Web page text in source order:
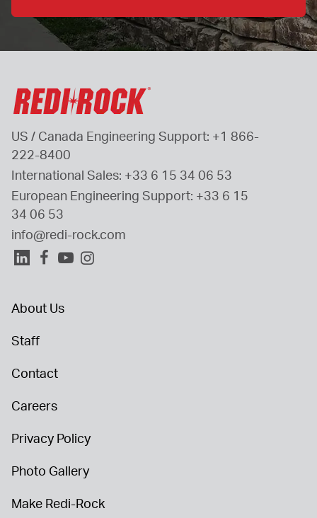
US / Canada Engineering Support: +1 866-
222-8400
International Sales: +33 6 15 34 06 53
European Engineering Support: +33 6 15
34 06 53
info@redi-rock.com
About Us
Staff
Contact
Careers
Privacy Policy
Photo Gallery
Make Redi-Rock